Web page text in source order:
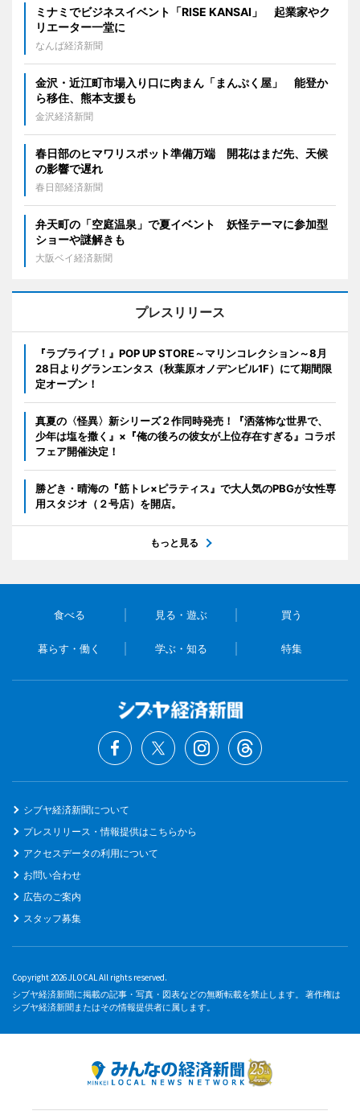
ミナミでビジネスイベント「RISE KANSAI」 起業家やク
リエーター一堂に
なんば経済新聞
金沢・近江町市場入り口に肉まん「まんぷく屋」 能登か
ら移住、熊本支援も
金沢経済新聞
春日部のヒマワリスポット準備万端 開花はまだ先、天候
の影響で遅れ
春日部経済新聞
弁天町の「空庭温泉」で夏イベント 妖怪テーマに参加型
ショーや謎解きも
大阪ベイ経済新聞
プレスリリース
『ラブライブ！』POP UP STORE～マリンコレクション～8月
28日よりグランエンタス（秋葉原オノデンビル1F）にて期間限
定オープン！
真夏の〈怪異〉新シリーズ２作同時発売！『洒落怖な世界で、
少年は塩を撒く』×『俺の後ろの彼女が上位存在すぎる』コラボ
フェア開催決定！
勝どき・晴海の『筋トレ×ピラティス』で大人気のPBGが女性専
用スタジオ（２号店）を開店。
もっと見る
食べる 見る・遊ぶ 買う
暮らす・働く 学ぶ・知る 特集
シブヤ経済新聞について
プレスリリース・情報提供はこちらから
アクセスデータの利用について
お問い合わせ
広告のご案内
スタッフ募集
Copyright 2026 JLOCAL All rights reserved.
シブヤ経済新聞に掲載の記事・写真・図表などの無断転載を禁止します。 著作権は
シブヤ経済新聞またはその情報提供者に属します。